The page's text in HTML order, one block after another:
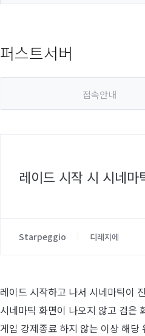
퍼스트서버
접속안내
레이드 시작 시 시네
Starpeggio 디레지에
레이드 시작하고 나서 시네마틱이
시네마틱 화면이 나오지 않고 검은
게임 강제종료 하지 않는 이상 해